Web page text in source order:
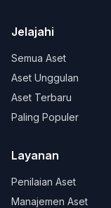
Jelajahi
Semua Aset
Aset Unggulan
Aset Terbaru
Paling Populer
Layanan
Penilaian Aset
Manajemen Aset